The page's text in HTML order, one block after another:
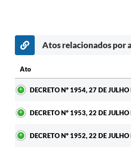
Atos relacionados por
Ato
DECRETO Nº 1954, 27 DE
DECRETO Nº 1953, 22 DE
DECRETO Nº 1952, 22 DE